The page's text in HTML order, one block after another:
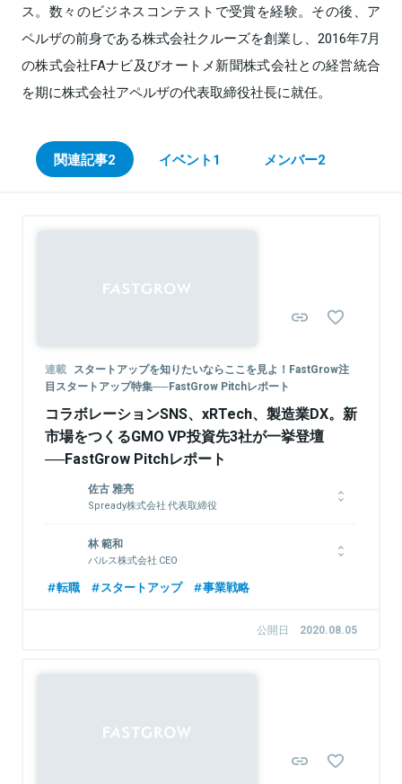
ス。数々のビジネスコンテストで受賞を経験。その後、ア
ペルザの前身である株式会社クルーズを創業し、2016年7月
の株式会社FAナビ及びオートメ新聞株式会社との経営統合
を期に株式会社アペルザの代表取締役社長に就任。
関連記事2 イベント1 メンバー2
連載 スタートアップを知りたいならここを見よ！FastGrow注
目スタートアップ特集──FastGrow Pitchレポート
コラボレーションSNS、xRTech、製造業DX。新
市場をつくるGMO VP投資先3社が一挙登壇
──FastGrow Pitchレポート
佐古 雅亮
Spready株式会社 代表取締役
社。人材紹介事業にてキャリアコンサルタント、リクルーティン
グアドバイザー、法人営業部門のマネジメントを経て、スタート
アップ支援事業を立ち上げ、当該部門を管掌。2017年10月、同
事業の解散に伴いfor Startups（株）に移籍。2018年5月Spready
林 範和
バルス株式会社 CEO
早稲田大学卒業後、大和証券SMBC（現、大和証券）に入社。株
のバリューアップ業務を担当。 2015年、事業会社の経営企画部
関連情報をみる
転職 スタートアップ 事業戦略
公開日 2020.08.05